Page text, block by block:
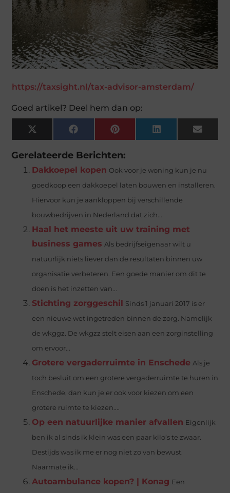
https://taxsight.nl/tax-advisor-amsterdam/
Goed artikel? Deel hem dan op:
X
(Twitter)
Facebook Pinterest LinkedIn Email
Gerelateerde Berichten:
Dakkoepel kopen Ook voor je woning kun je nu
goedkoop een dakkoepel laten bouwen en installeren.
Hiervoor kun je aankloppen bij verschillende
bouwbedrijven in Nederland dat zich...
Haal het meeste uit uw training met
business games Als bedrijfseigenaar wilt u
natuurlijk niets liever dan de resultaten binnen uw
organisatie verbeteren. Een goede manier om dit te
doen is het inzetten van...
Stichting zorggeschil Sinds 1 januari 2017 is er
een nieuwe wet ingetreden binnen de zorg. Namelijk
de wkggz. De wkgzz stelt eisen aan een zorginstelling
om ervoor...
Grotere vergaderruimte in Enschede Als je
toch besluit om een grotere vergaderruimte te huren in
Enschede, dan kun je er ook voor kiezen om een
grotere ruimte te kiezen....
Op een natuurlijke manier afvallen Eigenlijk
ben ik al sinds ik klein was een paar kilo’s te zwaar.
Destijds was ik me er nog niet zo van bewust.
Naarmate ik...
Autoambulance kopen? | Konag Een